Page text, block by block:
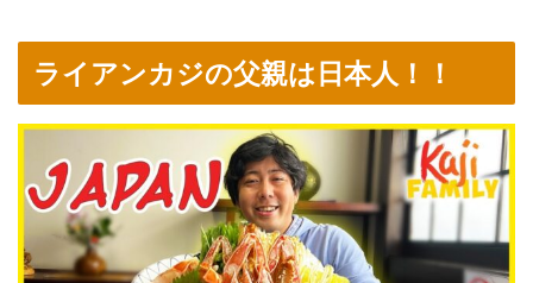
ライアンカジの父親は日本人！！